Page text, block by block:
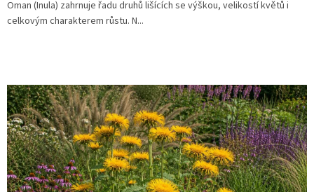
Oman (Inula) zahrnuje řadu druhů lišících se výškou, velikostí květů i
celkovým charakterem růstu. N...